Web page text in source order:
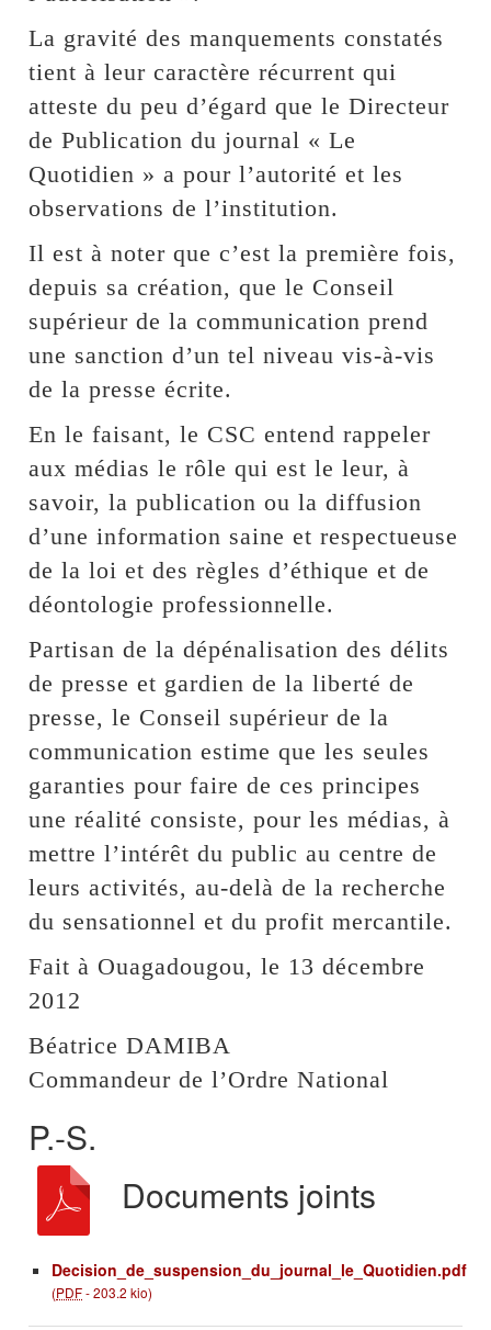
La gravité des manquements constatés
tient à leur caractère récurrent qui
atteste du peu d’égard que le Directeur
de Publication du journal « Le
Quotidien » a pour l’autorité et les
observations de l’institution.
Il est à noter que c’est la première fois,
depuis sa création, que le Conseil
supérieur de la communication prend
une sanction d’un tel niveau vis-à-vis
de la presse écrite.
En le faisant, le CSC entend rappeler
aux médias le rôle qui est le leur, à
savoir, la publication ou la diffusion
d’une information saine et respectueuse
de la loi et des règles d’éthique et de
déontologie professionnelle.
Partisan de la dépénalisation des délits
de presse et gardien de la liberté de
presse, le Conseil supérieur de la
communication estime que les seules
garanties pour faire de ces principes
une réalité consiste, pour les médias, à
mettre l’intérêt du public au centre de
leurs activités, au-delà de la recherche
du sensationnel et du profit mercantile.
Fait à Ouagadougou, le 13 décembre
2012
Béatrice DAMIBA
Commandeur de l’Ordre National
P.-S.
Documents joints
Decision_de_suspension_du_journal_le_Quotidien.pdf
(PDF-203.2 kio)